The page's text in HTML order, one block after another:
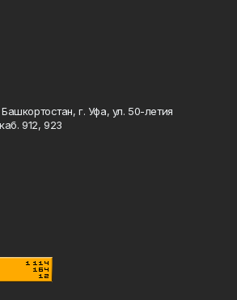
г. Уфа, ул. 50-летия
912, 923